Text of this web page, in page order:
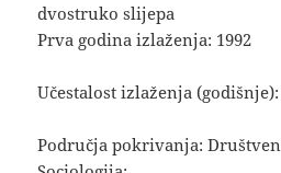
dvostruko slijepa
Prva godina izlaženja: 1992
Učestalost izlaženja
Područja pokrivanja: